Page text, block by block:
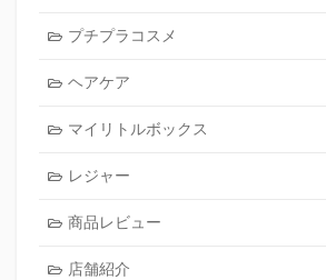
プチプラコスメ
ヘアケア
マイリトルボックス
レジャー
商品レビュー
店舗紹介